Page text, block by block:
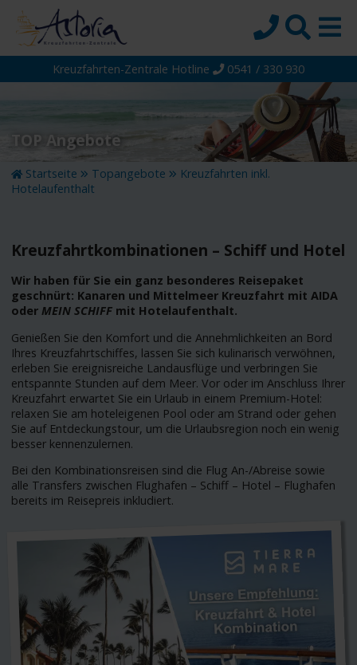
Startseite
Themen
Reedereien
Über uns
Wissen
Suche
Kreuzfahrten-Zentrale Hotline 0541 / 330 930
TOP Angebote
Startseite Topangebote
Kreuzfahrten inkl.
Hotelaufenthalt
Kreuzfahrtkombinationen – Schiff und Hotel
Wir haben für Sie ein ganz besonderes Reisepaket
geschnürt: Kanaren und Mittelmeer Kreuzfahrt mit AIDA
oderMEIN SCHIFF mit Hotelaufenthalt.
Genießen Sie den Komfort und die Annehmlichkeiten an Bord
Ihres Kreuzfahrtschiffes, lassen Sie sich kulinarisch verwöhnen,
erleben Sie ereignisreiche Landausflüge und verbringen Sie
entspannte Stunden auf dem Meer. Vor oder im Anschluss Ihrer
Kreuzfahrt erwartet Sie ein Urlaub in einem Premium-Hotel:
relaxen Sie am hoteleigenen Pool oder am Strand oder gehen
Sie auf Entdeckungstour, um die Urlaubsregion noch ein wenig
besser kennenzulernen.
Bei den Kombinationsreisen sind die Flug An-/Abreise sowie
alle Transfers zwischen Flughafen – Schiff – Hotel – Flughafen
bereits im Reisepreis inkludiert.